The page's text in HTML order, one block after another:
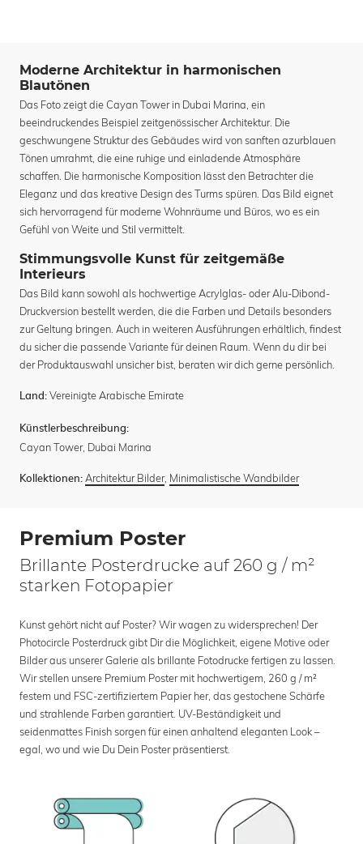
Moderne Architektur in harmonischen
Blautönen
Das Foto zeigt die Cayan Tower in Dubai Marina, ein
beeindruckendes Beispiel zeitgenössischer Architektur. Die
geschwungene Struktur des Gebäudes wird von sanften azurblauen
Tönen umrahmt, die eine ruhige und einladende Atmosphäre
schaffen. Die harmonische Komposition lässt den Betrachter die
Eleganz und das kreative Design des Turms spüren. Das Bild eignet
sich hervorragend für moderne Wohnräume und Büros, wo es ein
Gefühl von Weite und Stil vermittelt.
Stimmungsvolle Kunst für zeitgemäße
Interieurs
Das Bild kann sowohl als hochwertige Acrylglas- oder Alu-Dibond-
Druckversion bestellt werden, die die Farben und Details besonders
zur Geltung bringen. Auch in weiteren Ausführungen erhältlich, findest
du sicher die passende Variante für deinen Raum. Wenn du dir bei
der Produktauswahl unsicher bist, beraten wir dich gerne persönlich.
Land: Vereinigte Arabische Emirate
Künstlerbeschreibung:
Cayan Tower, Dubai Marina
Kollektionen: Architektur Bilder, Minimalistische Wandbilder
Premium Poster
Brillante Posterdrucke auf 260 g / m²
starken Fotopapier
Kunst gehört nicht auf Poster? Wir wagen zu widersprechen! Der
Photocircle Posterdruck gibt Dir die Möglichkeit, eigene Motive oder
Bilder aus unserer Galerie als brillante Fotodrucke fertigen zu lassen.
Wir stellen unsere Premium Poster mit hochwertigem, 260 g / m²
festem und FSC-zertifiziertem Papier her, das gestochene Schärfe
und strahlende Farben garantiert. UV-Beständigkeit und
seidenmattes Finish sorgen für einen anhaltend eleganten Look –
egal, wo und wie Du Dein Poster präsentierst.